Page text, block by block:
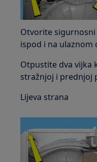
Otvorite
ispod i na ulaznom
Otpustite dva vijka
stražnjoj i prednjoj
Lijeva strana